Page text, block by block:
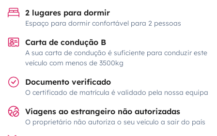
2 lugares para dormir
Espaço para dormir confortável para 2 pessoas
Carta de condução B
A sua carta de condução é suficiente para conduzir este
veículo com menos de 3500kg
Documento verificado
O certificado de matrícula é validado pela nossa equipa
Viagens ao estrangeiro não autorizadas
O proprietário não autoriza o seu veículo a sair do país